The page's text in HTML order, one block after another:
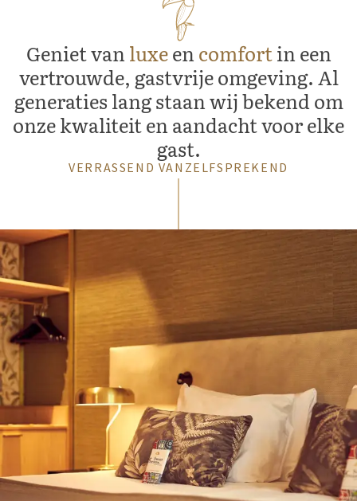
Geniet vanluxeencomfortin een
vertrouwde, gastvrije omgeving. Al
generaties lang staan wij bekend om
onze kwaliteit en aandacht voor elke
gast.
VERRASSEND VANZELFSPREKEND